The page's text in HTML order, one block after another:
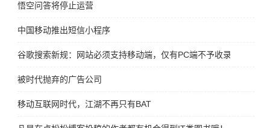
悟空问答将停止运营
中国移动推出短信小程序
谷歌搜索新规：网站必须支持移动端，仅有PC端不予收录
被时代抛弃的广告公司
移动互联网时代，江湖不再只有BAT